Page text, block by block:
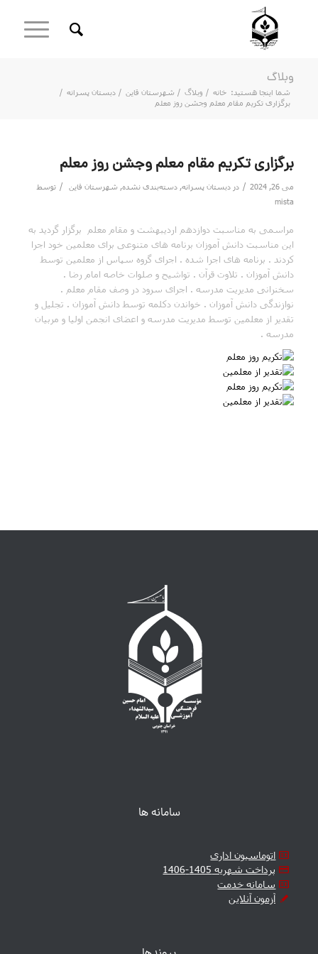
وبلاگ
شما اینجا هستید: خانه / وبلاگ / شهرستان قاین / دبستان پسرانه /
برگزاری تکریم مقام معلم وجشن روز معلم
برگزاری تکریم مقام معلم وجشن روز معلم
می 26, 2024 / در دبستان پسرانه, دسته‌بندی نشده, شهرستان قاین / توسط
mista
مراسمی به مناسبت دوازدهم اردیبهشت و مقام معلم برگزار گردید به
این مناسبت دانش آموزان برنامه های متنوعی برای معلمین خود اجرا
کردند . برنامه های اجرا شده . اجرای گروه سپاس از معلمین توسط
دانش آموزان . تلاوت قرآن . تواشیح و صلوات خاصه امام رضا .
سخنرانی مدیریت مدرسه . اجرای سرود در وصف مقام معلم .
نوازندگی دانش آموزان . خواندن دکلمه توسط دانش آموزان . تجلیل و
تقدیر از معلمین توسط مدیریت مدرسه و اعضای انجمن اولیا و مربیان
مدرسه .
سامانه ها
اتوماسیون اداری
پرداخت شهریه 1405-1406
سامانه خدمت
آزمون آنلاین